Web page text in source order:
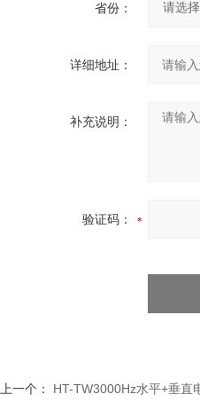
省份：
详细地址：
补充说明：
验证码：
上一个： HT-TW3000Hz水平+垂直